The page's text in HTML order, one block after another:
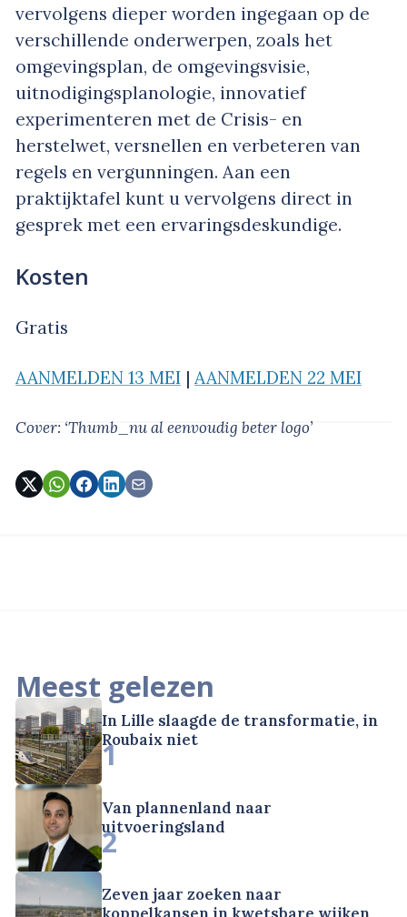
vervolgens dieper worden ingegaan op de
verschillende onderwerpen, zoals het
omgevingsplan, de omgevingsvisie,
uitnodigingsplanologie, innovatief
experimenteren met de Crisis- en
herstelwet, versnellen en verbeteren van
regels en vergunningen. Aan een
praktijktafel kunt u vervolgens direct in
gesprek met een ervaringsdeskundige.
Kosten
Gratis
AANMELDEN 13 MEI | AANMELDEN 22 MEI
Cover: ‘Thumb_nu al eenvoudig beter logo’
Meest gelezen
In Lille slaagde de transformatie, in
Roubaix niet
1
Van plannenland naar
uitvoeringsland
2
Zeven jaar zoeken naar